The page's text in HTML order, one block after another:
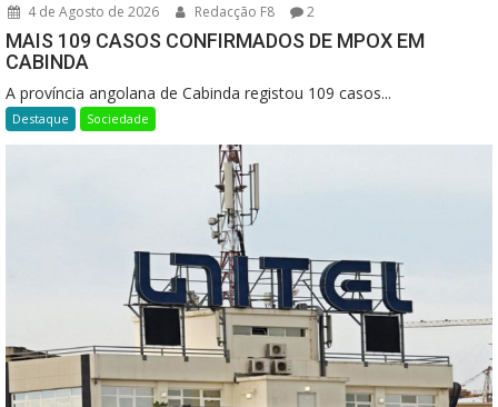
4 de Agosto de 2026 Redacção F8 2
MAIS 109 CASOS CONFIRMADOS DE MPOX EM
CABINDA
A província angolana de Cabinda registou 109 casos...
Destaque Sociedade